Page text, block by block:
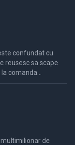
confundat cu
reusesc sa scape
comanda
asteapta